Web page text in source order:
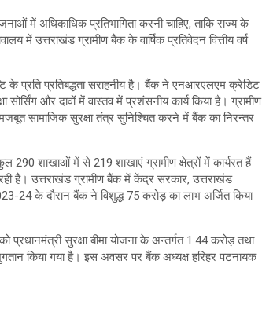
में अधिकाधिक प्रतिभागिता करनी चाहिए, ताकि राज्य के
उत्तराखंड ग्रामीण बैंक के वार्षिक प्रतिवेदन वित्तीय वर्ष
के प्रति प्रतिबद्धता सराहनीय है। बैंक ने एनआरएलएम क्रेडिट
और दावों में वास्तव में प्रशंसनीय कार्य किया है। ग्रामीण
सामाजिक सुरक्षा तंत्र सुनिश्चित करने में बैंक का निरन्तर
290 शाखाओं में से 219 शाखाएं ग्रामीण क्षेत्रों में कार्यरत हैं
है। उत्तराखंड ग्रामीण बैंक में केंद्र सरकार, उत्तराखंड
24 के दौरान बैंक ने विशुद्ध 75 करोड़ का लाभ अर्जित किया
प्रधानमंत्री सुरक्षा बीमा योजना के अन्तर्गत 1.44 करोड़ तथा
किया गया है। इस अवसर पर बैंक अध्यक्ष हरिहर पटनायक